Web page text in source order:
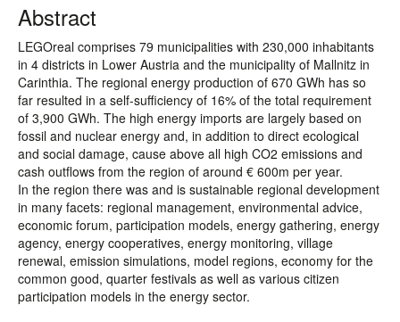
Abstract
LEGOreal comprises 79 municipalities with 230,000 inhabitants
in 4 districts in Lower Austria and the municipality of Mallnitz in
Carinthia. The regional energy production of 670 GWh has so
far resulted in a self-sufficiency of 16% of the total requirement
of 3,900 GWh. The high energy imports are largely based on
fossil and nuclear energy and, in addition to direct ecological
and social damage, cause above all high CO2 emissions and
cash outflows from the region of around € 600m per year.
In the region there was and is sustainable regional development
in many facets: regional management, environmental advice,
economic forum, participation models, energy gathering, energy
agency, energy cooperatives, energy monitoring, village
renewal, emission simulations, model regions, economy for the
common good, quarter festivals as well as various citizen
participation models in the energy sector.